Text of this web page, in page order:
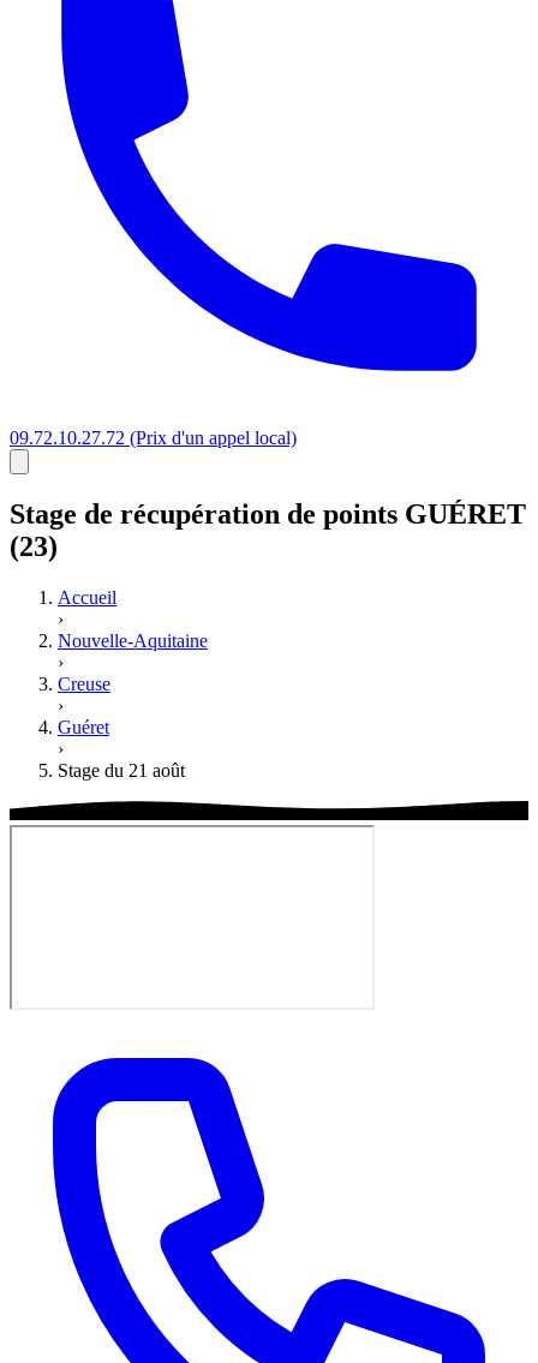
09.72.10.27.72 (Prix d'un appel local)
Stage de récupération de points GUÉRET
(23)
Accueil
›
Nouvelle-Aquitaine
›
Creuse
›
Guéret
›
Stage du 21 août